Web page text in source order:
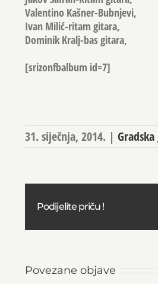
Valentino Kašner-Bubnjevi,
Ivan Milić-ritam gitara,
Dominik Kralj-bas gitara,
[srizonfbalbum id=7]
31. siječnja, 2014. | Gradska
Podijelite priču !
Povezane objave